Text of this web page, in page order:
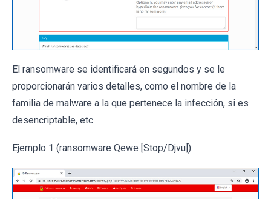
El ransomware se identificará en segundos y se le
proporcionarán varios detalles, como el nombre de la
familia de malware a la que pertenece la infección, si es
desencriptable, etc.
Ejemplo 1 (ransomware Qewe [Stop/Djvu]):